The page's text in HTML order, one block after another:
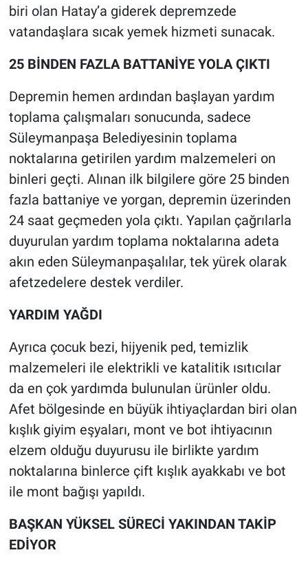
biri olan Hatay’a giderek depremzede
vatandaşlara sıcak yemek hizmeti sunacak.
25 BİNDEN FAZLA BATTANİYE YOLA ÇIKTI
Depremin hemen ardından başlayan yardım
toplama çalışmaları sonucunda, sadece
Süleymanpaşa Belediyesinin toplama
noktalarına getirilen yardım malzemeleri on
binleri geçti. Alınan ilk bilgilere göre 25 binden
fazla battaniye ve yorgan, depremin üzerinden
24 saat geçmeden yola çıktı. Yapılan çağrılarla
duyurulan yardım toplama noktalarına adeta
akın eden Süleymanpaşalılar, tek yürek olarak
afetzedelere destek verdiler.
YARDIM YAĞDI
Ayrıca çocuk bezi, hijyenik ped, temizlik
malzemeleri ile elektrikli ve katalitik ısıtıcılar
da en çok yardımda bulunulan ürünler oldu.
Afet bölgesinde en büyük ihtiyaçlardan biri olan
kışlık giyim eşyaları, mont ve bot ihtiyacının
elzem olduğu duyurusu ile birlikte yardım
noktalarına binlerce çift kışlık ayakkabı ve bot
ile mont bağışı yapıldı.
BAŞKAN YÜKSEL SÜRECİ YAKINDAN TAKİP
EDİYOR